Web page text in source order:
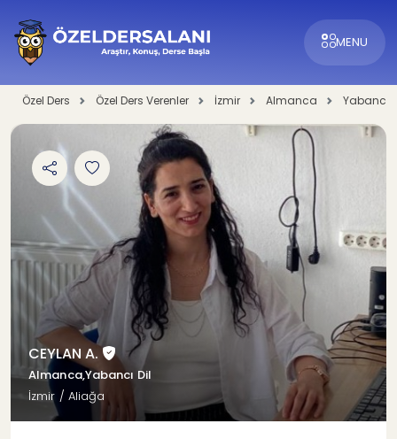
MENU
Özel Ders Özel Ders Verenler İzmir Almanca Yabancı
CEYLAN A.
Almanca,Yabancı Dil
İzmir / Aliağa